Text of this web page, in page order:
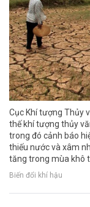
Cục Khí tượng Thủy
thế khí tượng thủy
trong đó cảnh báo
thiếu nước và xâm
tăng trong mùa khô
Biến đổi khí hậu